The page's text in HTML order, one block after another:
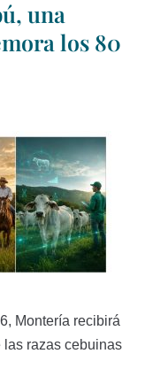
una
los 80
Montería recibirá
las razas cebuinas